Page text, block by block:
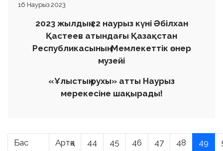
16 Наурыз 2023
2023 жылдың 22 наурыз күні Әбілхан
Қастеев атындағы Қазақстан
Республикасының Мемлекеттік өнер
музейі
«Ұлыстың рухы» атты Наурыз
мерекесіне шақырады!
Бас
Артқа 44 45 46 47 48 49